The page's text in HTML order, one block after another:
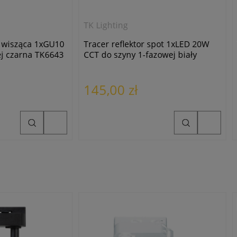
1xGU10
czarna TK6643
TK Lighting
Tracer reflektor spot 1xLED 20W
CCT do szyny 1-fazowej biały
145,00 zł